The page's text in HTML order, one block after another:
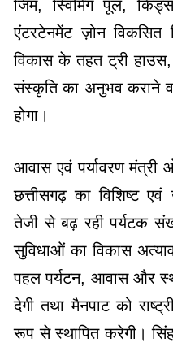
जिम, स्विमिंग पूल,
एंटरटेनमेंट ज़ोन विकसित
विकास के तहत ट्री
संस्कृति का अनुभव कराने
होगा।
आवास एवं पर्यावरण मंत्री
छत्तीसगढ़ का विशिष्ट
तेजी से बढ़ रही पर्यटक
सुविधाओं का विकास
पहल पर्यटन, आवास और
देगी तथा मैनपाट को
रूप से स्थापित करेगी।